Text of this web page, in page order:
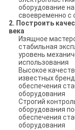
оборудование
своевременно с
2. Построить
века
Изящное
стабильная
уровень
использования
Высокое
известных
обеспечения
оборудования
Строгий
оборудования
обеспечения
оборудования